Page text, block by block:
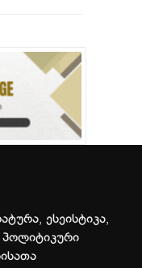
ესეისტიკა,